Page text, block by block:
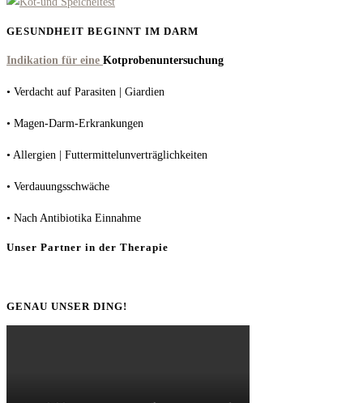
GESUNDHEIT BEGINNT IM DARM
Indikation für eine Kotprobenuntersuchung
• Verdacht auf Parasiten | Giardien
• Magen-Darm-Erkrankungen
• Allergien | Futtermittelunverträglichkeiten
• Verdauungsschwäche
• Nach Antibiotika Einnahme
Unser Partner in der Therapie
GENAU UNSER DING!